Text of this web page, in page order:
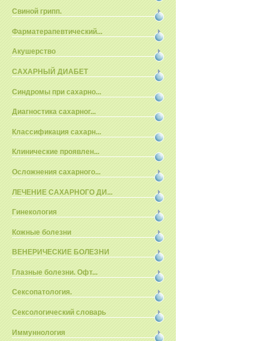
Свиной грипп.
Фарматерапевтический...
Акушерство
САХАРНЫЙ ДИАБЕТ
Синдромы при сахарно...
Диагностика сахарног...
Классификация сахарн...
Клинические проявлен...
Осложнения сахарного...
ЛЕЧЕНИЕ САХАРНОГО ДИ...
Гинекология
Кожные болезни
ВЕНЕРИЧЕСКИЕ БОЛЕЗНИ
Глазные болезни. Офт...
Сексопатология.
Сексологический словарь
Иммуннология